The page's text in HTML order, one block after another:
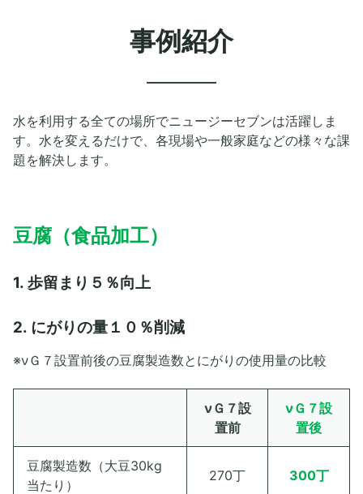
事例紹介
水を利用する全ての場所でニュージーセブンは活躍しま
す。水を変えるだけで、各現場や一般家庭などの様々な課
題を解決します。
豆腐（食品加工）
1. 歩留まり５％向上
2. にがりの量１０％削減
※νＧ７設置前後の豆腐製造数とにがりの使用量の比較
νＧ７設
置前
νＧ７設
置後
豆腐製造数（大豆30kg
当たり）
270丁 300丁